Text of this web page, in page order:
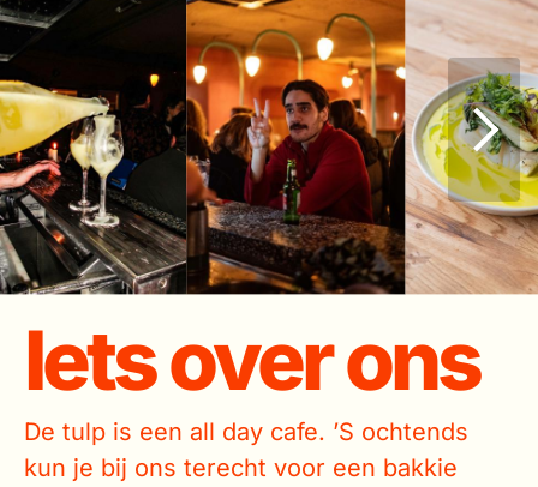
Iets over ons
De tulp is een all day cafe. ’S ochtends
kun je bij ons terecht voor een bakkie